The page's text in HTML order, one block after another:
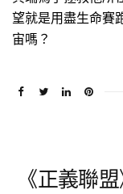
望就是用盡生命賽
宙嗎？
《正義聯